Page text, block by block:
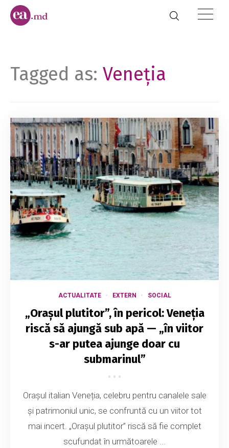
Tagged as: Veneția
ACTUALITATE EXTERN SOCIAL
„Orașul plutitor”, în pericol: Veneția
riscă să ajungă sub apă — „în viitor
s-ar putea ajunge doar cu
submarinul”
Orașul italian Veneția, celebru pentru canalele sale
și patrimoniul unic, se confruntă cu un viitor tot
mai incert. „Orașul plutitor” riscă să fie complet
scufundat în următoarele ...